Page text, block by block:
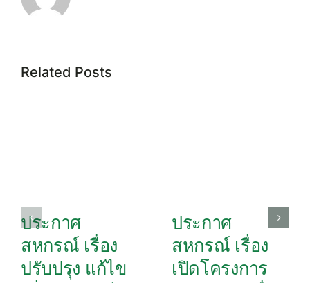
Related Posts
ประกาศ
สหกรณ์ เรื่อง
ปรับปรุง แก้ไข
ประกาศ
สหกรณ์ เรื่อง
เปิดโครงการ